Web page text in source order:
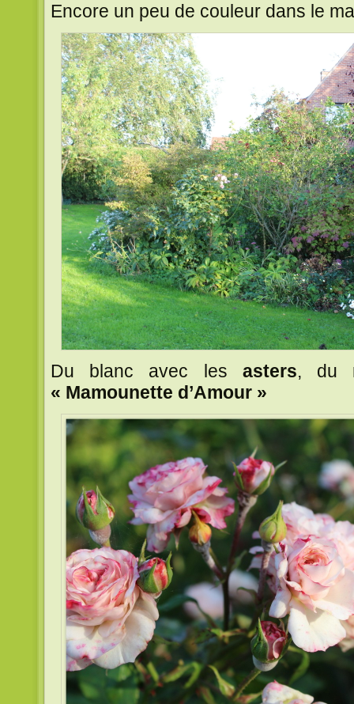
Encore un peu de couleur dans le
Du blanc avec les asters, du
« Mamounette d’Amour »